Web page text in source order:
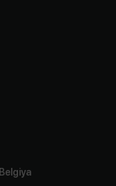
Belgiya